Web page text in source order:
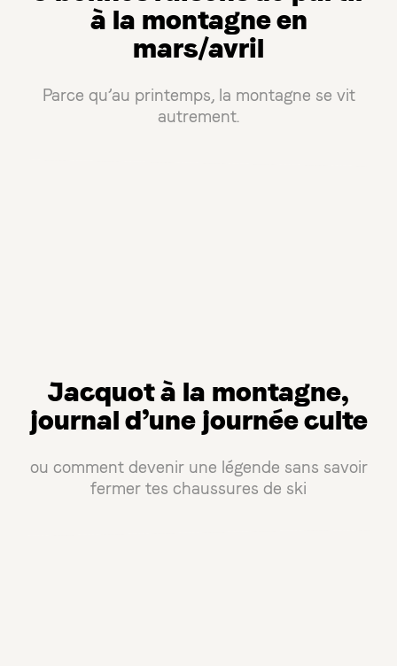
à la montagne en
mars/avril
Parce qu’au printemps, la montagne se vit
autrement.
Jacquot à la montagne,
journal d’une journée culte
ou comment devenir une légende sans savoir
fermer tes chaussures de ski